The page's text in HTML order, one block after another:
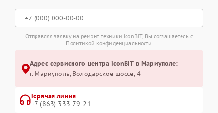
Отправляя заявку на ремонт техники iconBIT, Вы соглашаетесь с
Политикой конфиденциальности
Адрес сервисного центра iconBIT в Мариуполе:
г. Мариуполь, Володарское шоссе, 4
Горячая линия
+7 (863) 333-79-21